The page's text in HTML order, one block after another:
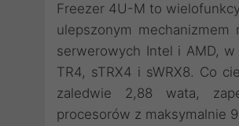
Freezer 4U-M to
ulepszonym
serwerowych Intel i AMD,
TR4, sTRX4 i sWRX8. Co
zaledwie 2,88 wata,
procesorów z maksymalnie